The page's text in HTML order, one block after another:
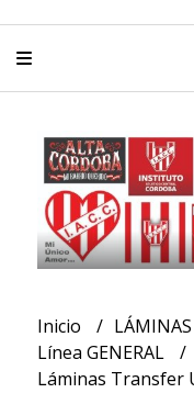
Inicio
Línea GENERAL
Láminas Transfer